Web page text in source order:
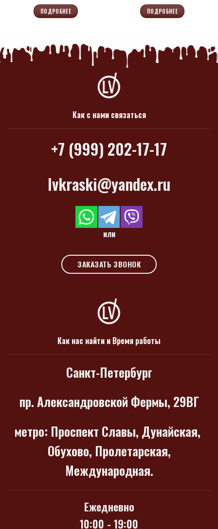
ПОДРОБНЕЕ ПОДРОБНЕЕ
Как с нами связаться
+7 (999) 202-17-17
lvkraski@yandex.ru
или
ЗАКАЗАТЬ ЗВОНОК
Как нас найти и Время работы
Санкт-Петербург
пр. Александровской Фермы, 29ВГ
метро: Проспект Славы, Дунайская,
Обухово, Пролетарская,
Международная.
Ежедневно
10:00 - 19:00